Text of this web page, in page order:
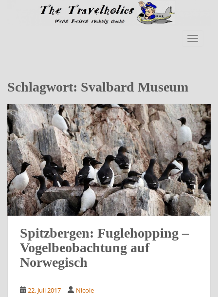
Skip to main content
Schlagwort: Svalbard Museum
Spitzbergen: Fuglehopping –
Vogelbeobachtung auf
Norwegisch
22. Juli 2017 Nicole